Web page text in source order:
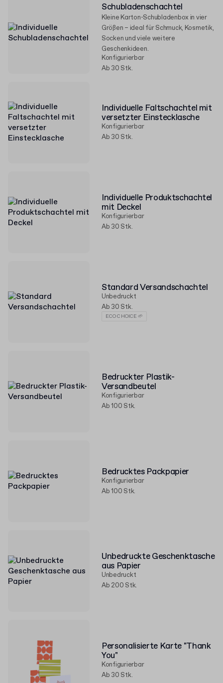
Schubladenschachtel
Kleine Karton-Schubladenbox in vier
Größen – ideal für Schmuck, Kosmetik,
Socken und viele weitere
Geschenkideen.
Konfigurierbar
Ab 30 Stk.
Individuelle Faltschachtel mit
versetzter Einstecklasche
Konfigurierbar
Ab 30 Stk.
Individuelle Produktschachtel
mit Deckel
Konfigurierbar
Ab 30 Stk.
Standard Versandschachtel
Unbedruckt
Ab 30 Stk.
ECO CHOICE 🌱
Bedruckter Plastik-
Versandbeutel
Konfigurierbar
Ab 100 Stk.
Bedrucktes Packpapier
Konfigurierbar
Ab 100 Stk.
Unbedruckte Geschenktasche
aus Papier
Unbedruckt
Ab 200 Stk.
Personalisierte Karte "Thank
You"
Konfigurierbar
Ab 30 Stk.